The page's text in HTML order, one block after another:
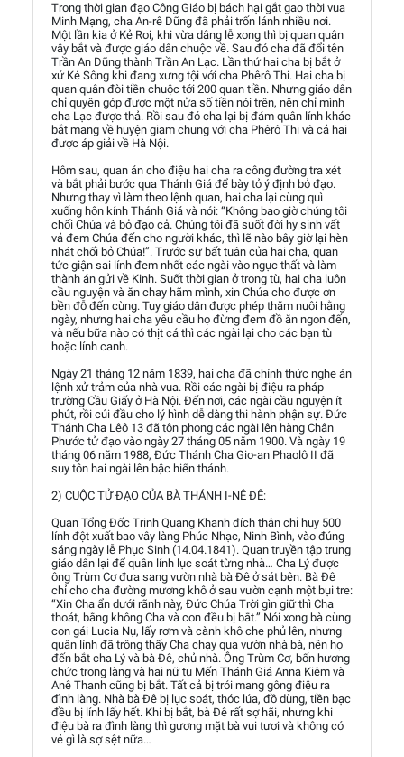
Trong thời gian đạo Công Giáo bị bách hại gắt gao thời vua
Minh Mạng, cha An-rê Dũng đã phải trốn lánh nhiều nơi.
Một lần kia ở Kẻ Roi, khi vừa dâng lễ xong thì bị quan quân
vây bắt và được giáo dân chuộc về. Sau đó cha đã đổi tên
Trần An Dũng thành Trần An Lạc. Lần thứ hai cha bị bắt ở
xứ Kẻ Sông khi đang xưng tội với cha Phêrô Thi. Hai cha bị
quan quân đòi tiền chuộc tới 200 quan tiền. Nhưng giáo dân
chỉ quyên góp được một nửa số tiền nói trên, nên chỉ mình
cha Lạc được thả. Rồi sau đó cha lại bị đám quân lính khác
bắt mang về huyện giam chung với cha Phêrô Thi và cả hai
được áp giải về Hà Nội.
Hôm sau, quan án cho điệu hai cha ra công đường tra xét
và bắt phải bước qua Thánh Giá để bày tỏ ý định bỏ đạo.
Nhưng thay vì làm theo lệnh quan, hai cha lại cùng quì
xuống hôn kính Thánh Giá và nói: “Không bao giờ chúng tôi
chối Chúa và bỏ đạo cả. Chúng tôi đã suốt đời hy sinh vất
vả đem Chúa đến cho người khác, thì lẽ nào bây giờ lại hèn
nhát chối bỏ Chúa!”. Trước sự bất tuân của hai cha, quan
tức giận sai lính đem nhốt các ngài vào ngục thất và làm
thành án gửi về Kinh. Suốt thời gian ở trong tù, hai cha luôn
cầu nguyện và ăn chay hãm mình, xin Chúa cho được ơn
bền đỗ đến cùng. Tuy giáo dân được phép thăm nuôi hằng
ngày, nhưng hai cha yêu cầu họ đừng đem đồ ăn ngon đến,
và nếu bữa nào có thịt cá thì các ngài lại cho các bạn tù
hoặc lính canh.
Ngày 21 tháng 12 năm 1839, hai cha đã chính thức nghe án
lệnh xử trảm của nhà vua. Rồi các ngài bị điệu ra pháp
trường Cầu Giấy ở Hà Nội. Đến nơi, các ngài cầu nguyện ít
phút, rồi cúi đầu cho lý hình dễ dàng thi hành phận sự. Đức
Thánh Cha Lêô 13 đã tôn phong các ngài lên hàng Chân
Phước tử đạo vào ngày 27 tháng 05 năm 1900. Và ngày 19
tháng 06 năm 1988, Đức Thánh Cha Gio-an Phaolô II đã
suy tôn hai ngài lên bậc hiển thánh.
2) CUỘC TỬ ĐẠO CỦA BÀ THÁNH I-NÊ ĐÊ:
Quan Tổng Đốc Trịnh Quang Khanh đích thân chỉ huy 500
lính đột xuất bao vây làng Phúc Nhạc, Ninh Bình, vào đúng
sáng ngày lễ Phục Sinh (14.04.1841). Quan truyền tập trung
giáo dân lại để quân lính lục soát từng nhà… Cha Lý được
ông Trùm Cơ đưa sang vườn nhà bà Đê ở sát bên. Bà Đê
chỉ cho cha đường mương khô ở sau vườn cạnh một bụi tre:
“Xin Cha ẩn dưới rãnh này, Đức Chúa Trời gìn giữ thì Cha
thoát, bằng không Cha và con đều bị bắt.” Nói xong bà cùng
con gái Lucia Nụ, lấy rơm và cành khô che phủ lên, nhưng
quân lính đã trông thấy Cha chạy qua vườn nhà bà, nên họ
đến bắt cha Lý và bà Đê, chủ nhà. Ông Trùm Cơ, bốn hương
chức trong làng và hai nữ tu Mến Thánh Giá Anna Kiêm và
Anê Thanh cũng bị bắt. Tất cả bị trói mang gông điệu ra
đình làng. Nhà bà Đê bị lục soát, thóc lúa, đồ dùng, tiền bạc
đều bị lính lấy hết. Khi bị bắt, bà Đê rất sợ hãi, nhưng khi
điệu bà ra đình làng thì gương mặt bà vui tươi và không có
vẻ gì là sợ sệt nữa…